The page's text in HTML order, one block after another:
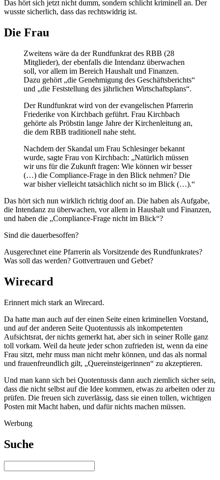
Das hört sich jetzt nicht dumm, sondern schlicht kriminell an. Der
wusste sicherlich, dass das rechtswidrig ist.
Die Frau
Zweitens wäre da der Rundfunkrat des RBB (28
Mitglieder), der ebenfalls die Intendanz überwachen
soll, vor allem im Bereich Haushalt und Finanzen.
Dazu gehört „die Genehmigung des Geschäftsberichts“
und „die Feststellung des jährlichen Wirtschaftsplans“.
Der Rundfunkrat wird von der evangelischen Pfarrerin
Friederike von Kirchbach geführt. Frau Kirchbach
gehörte als Pröbstin lange Jahre der Kirchenleitung an,
die dem RBB traditionell nahe steht.
Nachdem der Skandal um Frau Schlesinger bekannt
wurde, sagte Frau von Kirchbach: „Natürlich müssen
wir uns für die Zukunft fragen: Wie können wir besser
(…) die Compliance-Frage in den Blick nehmen? Die
war bisher vielleicht tatsächlich nicht so im Blick (…).“
Das hört sich nun wirklich richtig doof an. Die haben als Aufgabe,
die Intendanz zu überwachen, vor allem in Haushalt und Finanzen,
und haben die „Compliance-Frage nicht im Blick“?
Sind die dauerbesoffen?
Ausgerechnet eine Pfarrerin als Vorsitzende des Rundfunkrates?
Was soll das werden? Gottvertrauen und Gebet?
Wirecard
Erinnert mich stark an Wirecard.
Da hatte man auch auf der einen Seite einen kriminellen Vorstand,
und auf der anderen Seite Quotentussis als inkompetenten
Aufsichtsrat, der nichts gemerkt hat, aber sich in seiner Rolle ganz
toll vorkam. Weil da heute jeder schon zufrieden ist, wenn da eine
Frau sitzt, mehr muss man nicht mehr können, und das als normal
und frauenfreundlich gilt, „Quereinsteigerinnen“ zu akzeptieren.
Und man kann sich bei Quotentussis dann auch ziemlich sicher sein,
dass die nicht selbst auf die Idee kommen, etwas zu arbeiten oder zu
prüfen. Die freuen sich zuverlässig, dass sie einen tollen, wichtigen
Posten mit Macht haben, und dafür nichts machen müssen.
Werbung
Suche